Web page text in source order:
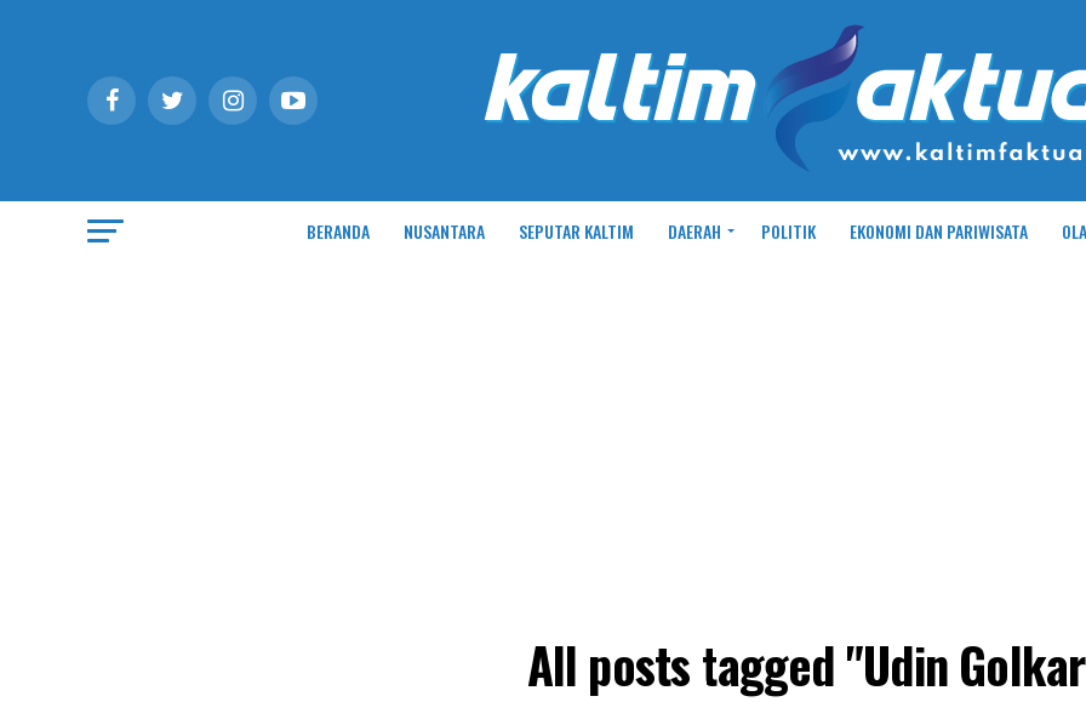
BERANDA NUSANTARA SEPUTAR KALTIM DAERAH POLITIK EKONOMI DAN PARIWISATA
All posts tagged "Udin